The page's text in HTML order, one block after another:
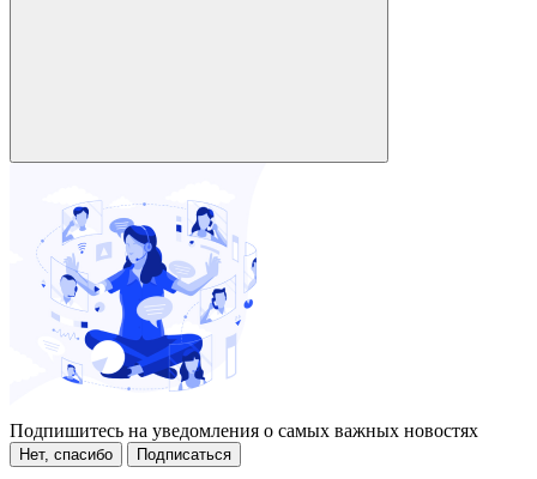
Подпишитесь на уведомления о самых важных новостях
Нет, спасибо Подписаться